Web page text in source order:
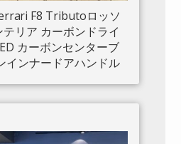
F8 Tributoロッソ
リア カーボンドライ
カーボンセンターブ
インナードアハンドル
ダプティブヘッドラ